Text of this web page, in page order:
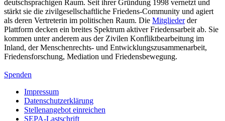
deutschsprachigen Raum. Seit ihrer Gründung 1998 vernetzt und
stärkt sie die zivilgesellschaftliche Friedens-Community und agiert
als deren Vertreterin im politischen Raum. Die Mitgliederder
Plattform decken ein breites Spektrum aktiver Friedensarbeit ab. Sie
kommen unter anderem aus der Zivilen Konfliktbearbeitung im
Inland, der Menschenrechts- und Entwicklungszusammenarbeit,
Friedensforschung, Mediation und Friedensbewegung.
Spenden
Impressum
Datenschutzerklärung
Stellenangebot einreichen
SEPA-Lastschrift